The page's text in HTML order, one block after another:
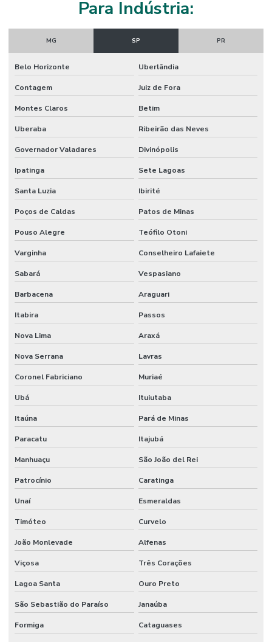
Instalação De Revestimento Autonivelante Cimenticio
Juntas De Dilatação
Juntas De Dilatação Para Construção Civil
Lábio Polimérico Para Construção
Lábio Polimérico Para Construções Em Sp
Lábio Polimérico Para Pisos Industriais
Lapidação De Granilite
Lapidação De Piso
Lapidação De Piso Antiderrapante Em Minas Gerais
Lapidação De Piso Comercial
Lapidação De Piso Em Curitiba
Lapidação De Piso Em Minas Gerais
Manutenção De Juntas De Dilatação
Manutenção De Viadutos Com Lábio Polimérico
Pintura De Epoxi Para Pisos
Pintura De Faixas
Pintura De Faixas Com Tinta Epóxi
Pintura De Faixas De Demarcação
Pintura De Faixas De Demarcação Em São Paulo
Pintura De Faixas De Demarcação Para Empresas Em Mg
Pintura De Faixas De Demarcação Para Estacionamento
Pintura De Faixas De Estacionamento
Para Indústria:
MG SP PR
Belo Horizonte Uberlândia
Contagem Juiz de Fora
Montes Claros Betim
Uberaba Ribeirão das Neves
Governador Valadares Divinópolis
Ipatinga Sete Lagoas
Santa Luzia Ibirité
Poços de Caldas Patos de Minas
Pouso Alegre Teófilo Otoni
Varginha Conselheiro Lafaiete
Sabará Vespasiano
Barbacena Araguari
Itabira Passos
Nova Lima Araxá
Nova Serrana Lavras
Coronel Fabriciano Muriaé
Ubá Ituiutaba
Itaúna Pará de Minas
Paracatu Itajubá
Manhuaçu São João del Rei
Patrocínio Caratinga
Unaí Esmeraldas
Timóteo Curvelo
João Monlevade Alfenas
Viçosa Três Corações
Lagoa Santa Ouro Preto
São Sebastião do Paraíso Janaúba
Formiga Cataguases